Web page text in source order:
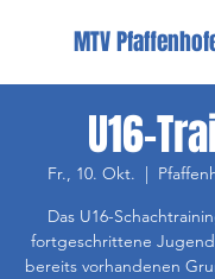
MTV
U16-
Fr., 10. Okt.
  |
Das U16-
fortgeschrittene
bereits vorhandenen